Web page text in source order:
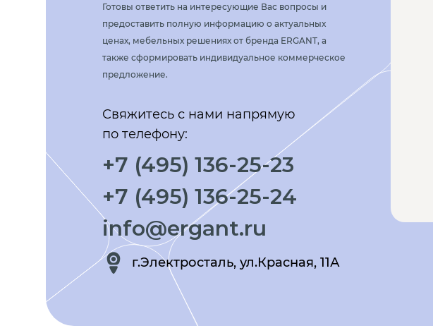
Готовы ответить на интересующие Вас вопросы и
предоставить полную информацию о актуальных
ценах, мебельных решениях от бренда ERGANT, а
также сформировать индивидуальное коммерческое
предложение.
Свяжитесь с нами напрямую
по телефону:
+7 (495) 136-25-23
+7 (495) 136-25-24
info@ergant.ru
г.Электросталь, ул.Красная, 11А